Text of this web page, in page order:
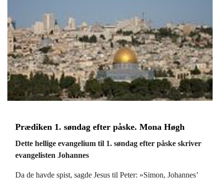
Prædiken 1. søndag efter påske. Mona Høgh
Dette hellige evangelium til 1. søndag efter påske skriver
evangelisten Johannes
Da de havde spist, sagde Jesus til Peter: »Simon, Johannes’